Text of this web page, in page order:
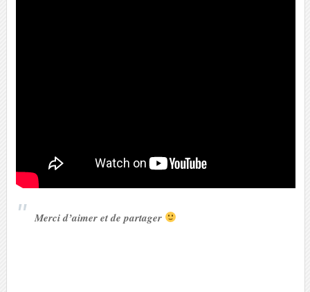
Merci d’aimer et de partager